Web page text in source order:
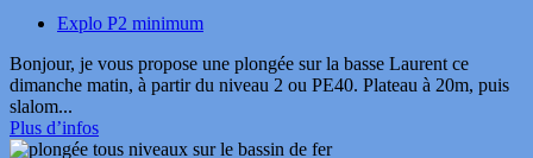
Explo P2 minimum
Bonjour, je vous propose une plongée sur la basse Laurent ce
dimanche matin, à partir du niveau 2 ou PE40. Plateau à 20m, puis
slalom...
Plus d’infos